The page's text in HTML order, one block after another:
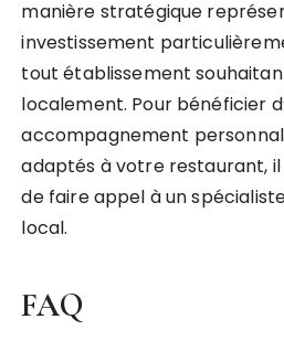
manière stratégique
investissement
tout établissement
localement. Pour bénéficier
accompagnement
adaptés à votre restaurant,
de faire appel à un
local.
FAQ